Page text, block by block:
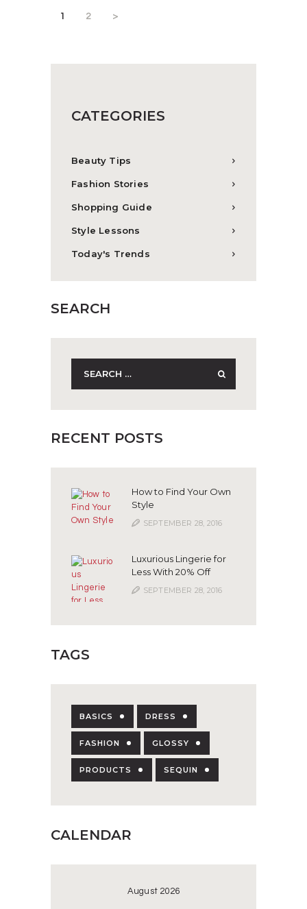
PAGE
1 PAGE
2 >
CATEGORIES
Beauty Tips
Fashion Stories
Shopping Guide
Style Lessons
Today's Trends
SEARCH
RECENT POSTS
How to Find Your Own
Style
SEPTEMBER 28, 2016
Luxurious Lingerie for
Less With 20% Off
SEPTEMBER 28, 2016
TAGS
BASICS DRESS
FASHION GLOSSY
PRODUCTS SEQUIN
CALENDAR
August 2026